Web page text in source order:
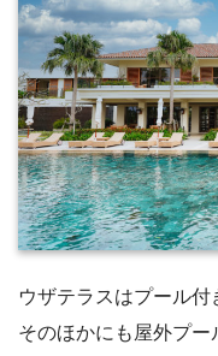
ウザテラスはプール付
そのほかにも屋外プ